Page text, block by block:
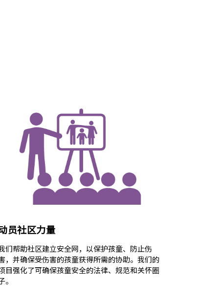
员社区力量
们帮助社区建立安全网，以保护孩童、防止伤
，并确保受伤害的孩童获得所需的协助。我们的
目强化了可确保孩童安全的法律、规范和关怀圈
。